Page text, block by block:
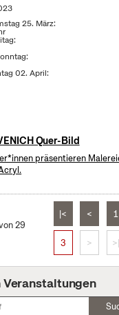
25. März:
02. April:
Quer-Bild
präsentieren
29
|< < 1
3 > >|
Veranstaltungen